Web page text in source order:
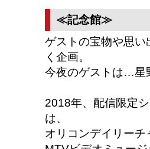
≪記念館≫
ゲストの宝物や思
く企画。
今夜のゲストは…星
2018年、配信限定
は、
オリコンデイリー